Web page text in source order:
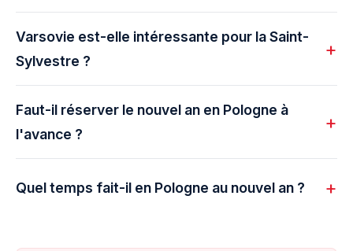
Varsovie est-elle intéressante pour la Saint-
Sylvestre ?
Faut-il réserver le nouvel an en Pologne à
l'avance ?
Quel temps fait-il en Pologne au nouvel an ?